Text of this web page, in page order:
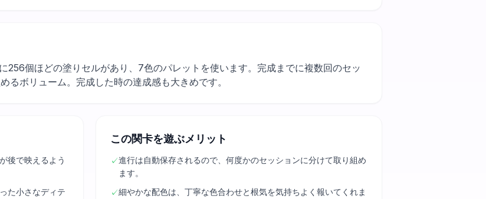
256個ほどの塗りセルがあり、7色のパレットを使います。完成までに複数回のセッ
るボリューム。完成した時の達成感も大きめです。
後で映えるよう
た小さなディテ
この関卡を遊ぶメリット
✓進行は自動保存されるので、何度かのセッションに分けて取り組め
ます。
✓細やかな配色は、丁寧な色合わせと根気を気持ちよく報いてくれま